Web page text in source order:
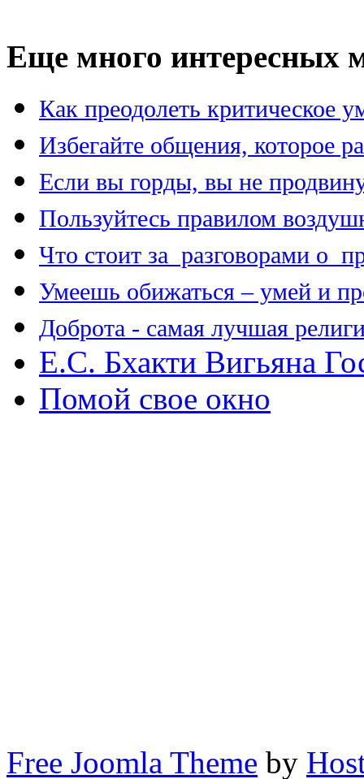
Еще много интересных
Как преодолеть критическое
Избегайте общения, которое
Если вы горды, вы не
Пользуйтесь правилом
Что стоит за разговорами о
Умеешь обижаться – умей и
Доброта - самая лучшая
E.C. Бхакти Вигьяна
Помой свое окно
Free Joomla Theme by